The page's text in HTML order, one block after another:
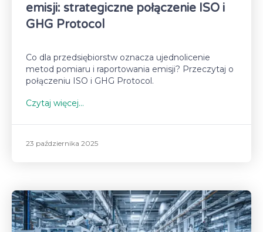
emisji: strategiczne połączenie ISO i
GHG Protocol
Co dla przedsiębiorstw oznacza ujednolicenie
metod pomiaru i raportowania emisji? Przeczytaj o
połączeniu ISO i GHG Protocol.
Czytaj więcej...
23 października 2025